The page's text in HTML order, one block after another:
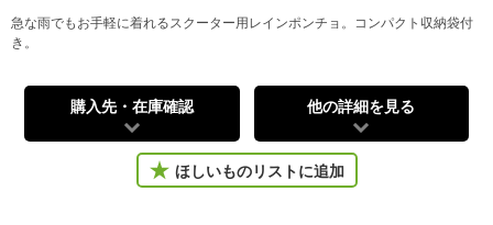
急な雨でもお手軽に着れるスクーター用レインポンチョ。コンパクト収納袋付
き。
購入先・在庫確認 他の詳細を見る
ほしいものリストに追加